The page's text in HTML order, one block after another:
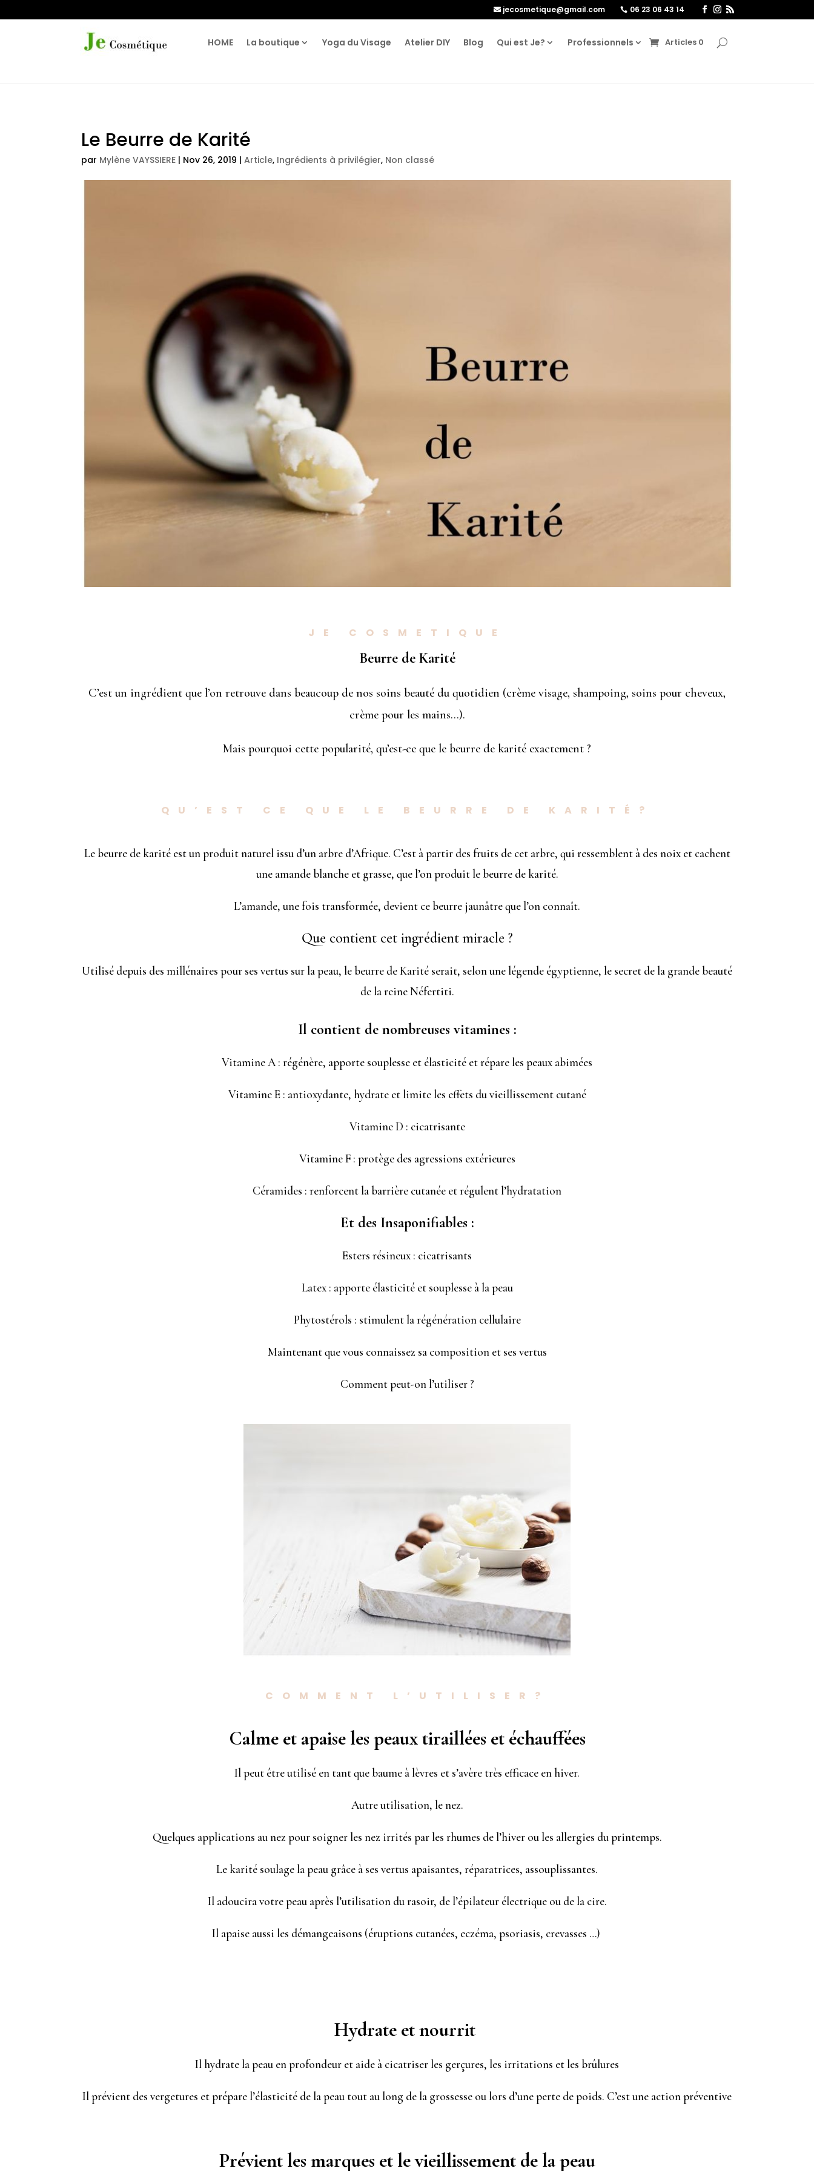
jecosmetique@gmail.com 06 23 06 43 14
HOME La boutique Yoga du Visage Atelier DIY Blog Qui est Je? Professionnels Articles 0
Le Beurre de Karité
par Mylène VAYSSIERE | Nov 26, 2019 |Article, Ingrédients à privilégier, Non classé
JE COSMETIQUE
Beurre de Karité
C’est un ingrédient que l’on retrouve dans beaucoup de nos soins beauté du quotidien (crème visage, shampoing, soins pour cheveux,
crème pour les mains…).
Mais pourquoi cette popularité, qu’est-ce que le beurre de karité exactement ?
QU’EST CE QUE LE BEURRE DE KARITÉ?
Le beurre de karité est un produit naturel issu d’un arbre d’Afrique. C’est à partir des fruits de cet arbre, qui ressemblent à des noix et cachent
une amande blanche et grasse, que l’on produit le beurre de karité.
L’amande, une fois transformée, devient ce beurre jaunâtre que l’on connaît.
Que contient cet ingrédient miracle ?
Utilisé depuis des millénaires pour ses vertus sur la peau, le beurre de Karité serait, selon une légende égyptienne, le secret de la grande beauté
de la reine Néfertiti.
Il contient de nombreuses vitamines :
Vitamine A : régénère, apporte souplesse et élasticité et répare les peaux abimées
Vitamine E : antioxydante, hydrate et limite les effets du vieillissement cutané
Vitamine D : cicatrisante
Vitamine F : protège des agressions extérieures
Céramides : renforcent la barrière cutanée et régulent l’hydratation
Et des Insaponifiables :
Esters résineux : cicatrisants
Latex : apporte élasticité et souplesse à la peau
Phytostérols : stimulent la régénération cellulaire
Maintenant que vous connaissez sa composition et ses vertus
Comment peut-on l’utiliser ?
COMMENT L’UTILISER?
Calme et apaise les peaux tiraillées et échauffées
Il peut être utilisé en tant que baume à lèvres et s’avère très efficace en hiver.
Autre utilisation, le nez.
Quelques applications au nez pour soigner les nez irrités par les rhumes de l’hiver ou les allergies du printemps.
Le karité soulage la peau grâce à ses vertus apaisantes, réparatrices, assouplissantes.
Il adoucira votre peau après l’utilisation du rasoir, de l’épilateur électrique ou de la cire.
Il apaise aussi les démangeaisons (éruptions cutanées, eczéma, psoriasis, crevasses …) ​
Hydrate et nourrit
Il hydrate la peau en profondeur et aide à cicatriser les gerçures, les irritations et les brûlures​
​Il prévient des vergetures et prépare l’élasticité de la peau tout au long de la grossesse ou lors d’une perte de poids. C’est une action préventive
Prévient les marques et le vieillissement de la peau